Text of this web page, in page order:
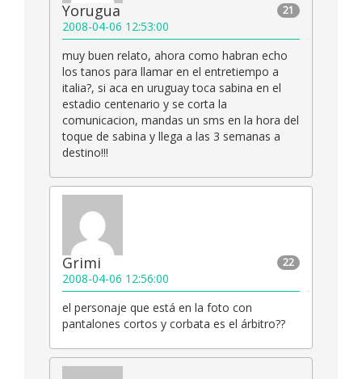
21
Yorugua
2008-04-06 12:53:00
muy buen relato, ahora como habran echo
los tanos para llamar en el entretiempo a
italia?, si aca en uruguay toca sabina en el
estadio centenario y se corta la
comunicacion, mandas un sms en la hora del
toque de sabina y llega a las 3 semanas a
destino!!!
22
Grimi
2008-04-06 12:56:00
el personaje que está en la foto con
pantalones cortos y corbata es el árbitro??